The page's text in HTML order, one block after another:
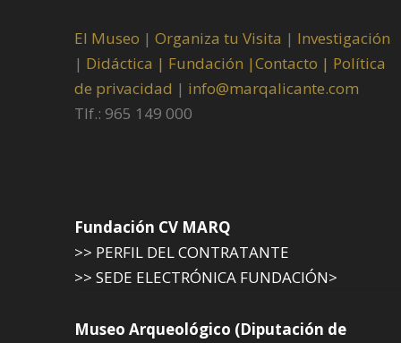
El Museo | Organiza tu Visita | Investigación
| Didáctica | Fundación |Contacto | Política
de privacidad | info@marqalicante.com
Tlf.: 965 149 000
Fundación CV MARQ
>> PERFIL DEL CONTRATANTE
>> SEDE ELECTRÓNICA FUNDACIÓN>
Museo Arqueológico (Diputación de